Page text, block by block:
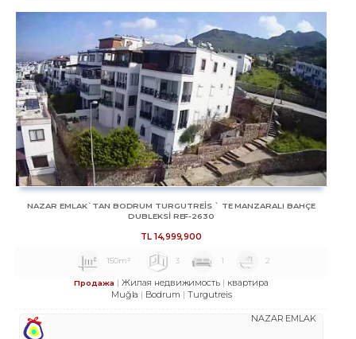
NAZAR EMLAK`TAN BODRUM TURGUTREİS ` TE MANZARALI BAHÇE
DUBLEKSİ REF-2630
TL14,999,900
150m² 3 1 2
Продажа Жилая недвижимость
квартира
Muğla
Bodrum Turgutreis
NAZAR EMLAK